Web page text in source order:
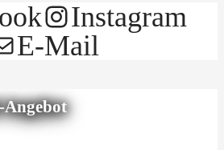
Instagram
E-Mail
Angebot